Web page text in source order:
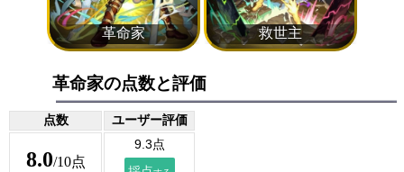
革命家の点数と評価
点数 ユーザー評価
8.0/10点